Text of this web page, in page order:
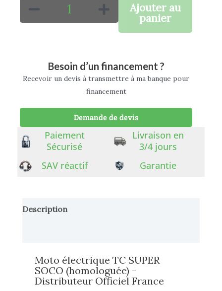
Ajouter au
panier
Besoin d’un financement ?
Recevoir un devis à transmettre à ma banque pour
financement
Demande de devis
Paiement
Sécurisé
Livraison en
3/4 jours
SAV réactif
Garantie
Description
Moto électrique TC SUPER
SOCO (homologuée) -
Distributeur Officiel France